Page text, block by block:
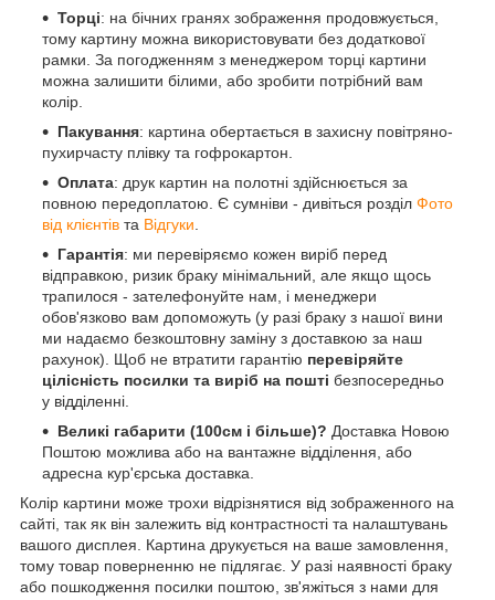
Торці: на бічних гранях зображення продовжується,
тому картину можна використовувати без додаткової
рамки. За погодженням з менеджером торці картини
можна залишити білими, або зробити потрібний вам
колір.
Пакування: картина обертається в захисну повітряно-
пухирчасту плівку та гофрокартон.
Оплата: друк картин на полотні здійснюється за
повною передоплатою. Є сумніви - дивіться розділ Фото
від клієнтів та Відгуки.
Гарантія: ми перевіряємо кожен виріб перед
відправкою, ризик браку мінімальний, але якщо щось
трапилося - зателефонуйте нам, і менеджери
обов'язково вам допоможуть (у разі браку з нашої вини
ми надаємо безкоштовну заміну з доставкою за наш
рахунок). Щоб не втратити гарантію перевіряйте
цілісність посилки та виріб на пошті безпосередньо
у відділенні.
Великі габарити (100см і більше)? Доставка Новою
Поштою можлива або на вантажне відділення, або
адресна кур'єрська доставка.
Колір картини може трохи відрізнятися від зображенного на
сайті, так як він залежить від контрастності та налаштувань
вашого дисплея. Картина друкується на ваше замовлення,
тому товар поверненню не підлягає. У разі наявності браку
або пошкодження посилки поштою, зв'яжіться з нами для